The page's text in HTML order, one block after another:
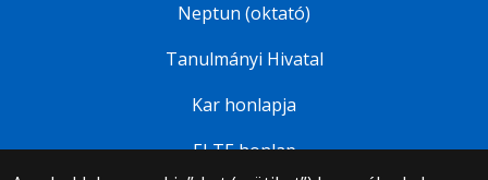
Neptun (oktató)
Tanulmányi Hivatal
Kar honlapja
ELTE honlap